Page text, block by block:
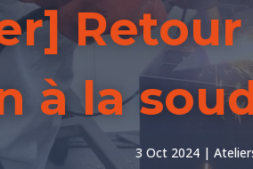
Retour
à la
3 Oct 2024